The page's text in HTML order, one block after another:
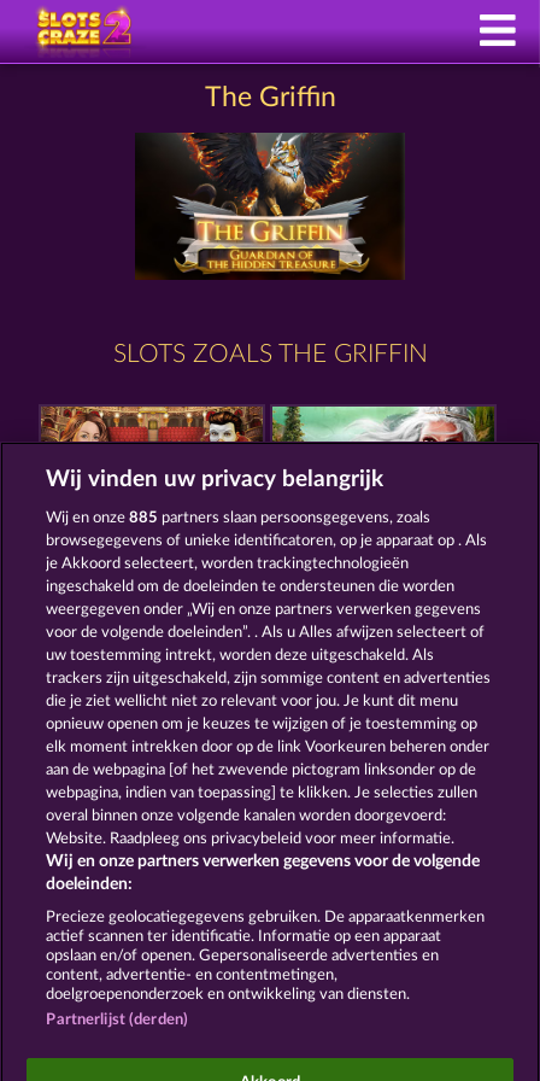
The Griffin
SLOTS ZOALS THE GRIFFIN
PHANTOMS MIRROR THE LAND OF HEROES
GATES OF ISHTAR
Algemene voorwaarden Privacyverklaring
Colofon Bedrijf FAQ Facebook
Terugbetalingsverzoek indienen
Sociale casino games zijn enkel bedoeld voor
Wij vinden uw privacy belangrijk
Wij en onze885 partners slaan persoonsgegevens, zoals
browsegegevens of unieke identificatoren, op je apparaat op . Als
je Akkoord selecteert, worden trackingtechnologieën
ingeschakeld om de doeleinden te ondersteunen die worden
weergegeven onder „Wij en onze partners verwerken gegevens
voor de volgende doeleinden”. . Als u Alles afwijzen selecteert of
uw toestemming intrekt, worden deze uitgeschakeld. Als
trackers zijn uitgeschakeld, zijn sommige content en advertenties
die je ziet wellicht niet zo relevant voor jou. Je kunt dit menu
opnieuw openen om je keuzes te wijzigen of je toestemming op
elk moment intrekken door op de link Voorkeuren beheren onder
aan de webpagina [of het zwevende pictogram linksonder op de
webpagina, indien van toepassing] te klikken. Je selecties zullen
overal binnen onze volgende kanalen worden doorgevoerd:
Website. Raadpleeg ons privacybeleid voor meer informatie.
Wij en onze partners verwerken gegevens voor de volgende
doeleinden:
Precieze geolocatiegegevens gebruiken. De apparaatkenmerken
actief scannen ter identificatie. Informatie op een apparaat
opslaan en/of openen. Gepersonaliseerde advertenties en
content, advertentie- en contentmetingen,
doelgroepenonderzoek en ontwikkeling van diensten.
Partnerlijst (derden)